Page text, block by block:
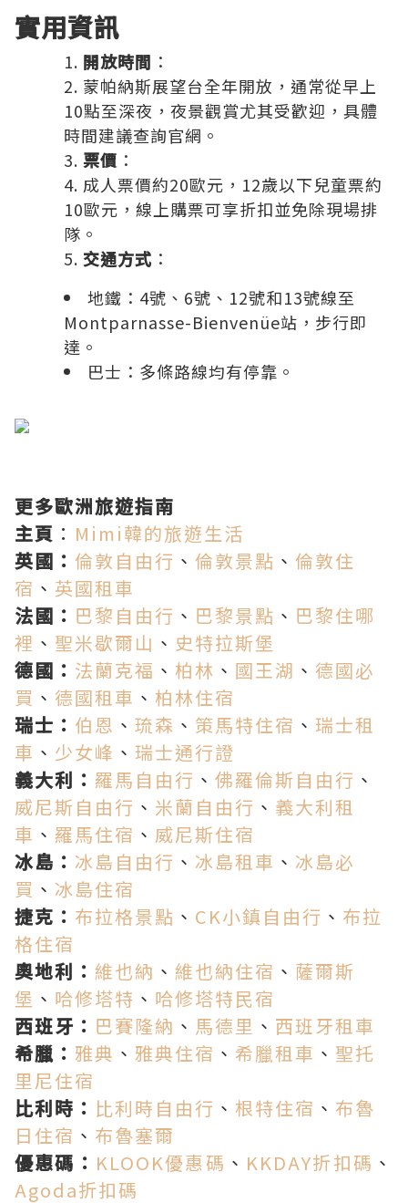
實用資訊
開放時間 ：
蒙帕納斯展望台全年開放，通常從早上
10點至深夜，夜景觀賞尤其受歡迎，具體
時間建議查詢官網。
票價 ：
成人票價約20歐元，12歲以下兒童票約
10歐元，線上購票可享折扣並免除現場排
隊。
交通方式 ：
地鐵：4號、6號、12號和13號線至
Montparnasse-Bienvenüe站，步行即
達。
巴士：多條路線均有停靠。
更多歐洲旅遊指南
主頁 ： Mimi韓的旅遊生活
英國： 倫敦自由行 、 倫敦景點 、 倫敦住
宿 、 英國租車
法國： 巴黎自由行 、 巴黎景點 、 巴黎住哪
裡 、 聖米歇爾山 、 史特拉斯堡
德國： 法蘭克福 、 柏林 、 國王湖 、 德國必
買 、 德國租車 、 柏林住宿
瑞士： 伯恩 、 琉森 、 策馬特住宿 、 瑞士租
車 、 少女峰 、 瑞士通行證
義大利： 羅馬自由行 、 佛羅倫斯自由行 、
威尼斯自由行 、 米蘭自由行 、 義大利租
車 、 羅馬住宿 、 威尼斯住宿
冰島： 冰島自由行 、 冰島租車 、 冰島必
買 、 冰島住宿
捷克： 布拉格景點 、 CK小鎮自由行 、 布拉
格住宿
奧地利： 維也納 、 維也納住宿 、 薩爾斯
堡 、 哈修塔特 、 哈修塔特民宿
西班牙： 巴賽隆納 、 馬德里 、 西班牙租車
希臘： 雅典 、 雅典住宿 、 希臘租車 、 聖托
里尼住宿
比利時： 比利時自由行 、 根特住宿 、 布魯
日住宿 、 布魯塞爾
優惠碼： KLOOK優惠碼 、 KKDAY折扣碼 、
Agoda折扣碼